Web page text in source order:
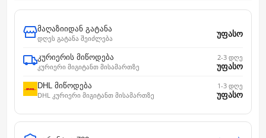
მაღაზიიდან გატანა
დღეს გატანა შეიძლება
უფასო
კურიერის მიწოდება
კურიერი მიგიტანთ მისამართზე
2-3 დღე
უფასო
DHL მიწოდება
DHL კურიერი მიგიტანთ მისამართზე
1-3 დღე
უფასო